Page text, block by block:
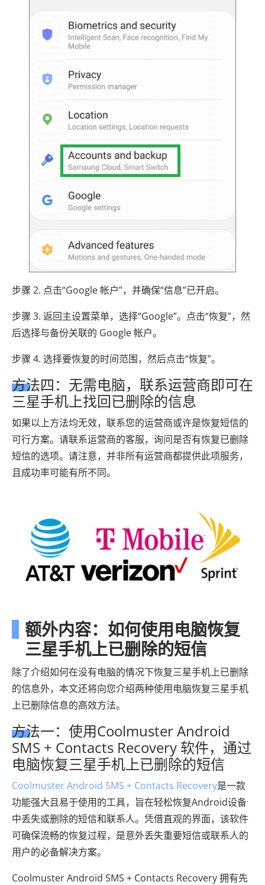
步骤 2. 点击“Google 帐户”，并确保“信息”已开启。
步骤 3. 返回主设置菜单，选择“Google”。点击“恢复”，然
后选择与备份关联的 Google 帐户。
步骤 4. 选择要恢复的时间范围，然后点击“恢复”。
方法四：无需电脑，联系运营商即可在
三星手机上找回已删除的信息
如果以上方法均无效，联系您的运营商或许是恢复短信的
可行方案。请联系运营商的客服，询问是否有恢复已删除
短信的选项。请注意，并非所有运营商都提供此项服务，
且成功率可能有所不同。
额外内容：如何使用电脑恢复
三星手机上已删除的短信
除了介绍如何在没有电脑的情况下恢复三星手机上已删除
的信息外，本文还将向您介绍两种使用电脑恢复三星手机
上已删除信息的高效方法。
方法一：使用Coolmuster Android
SMS + Contacts Recovery 软件，通过
电脑恢复三星手机上已删除的短信
Coolmuster Android SMS + Contacts Recovery是一款
功能强大且易于使用的工具，旨在轻松恢复Android设备
中丢失或删除的短信和联系人。凭借直观的界面，该软件
可确保流畅的恢复过程，是意外丢失重要短信或联系人的
用户的必备解决方案。
Coolmuster Android SMS + Contacts Recovery 拥有先